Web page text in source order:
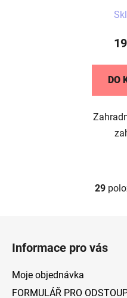
DO
29
Informace pro vás
Moje objednávka
FORMULÁŘ PRO